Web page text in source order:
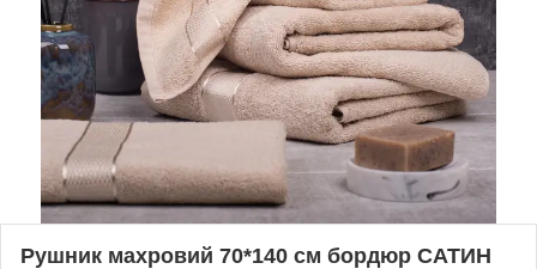
Рушник махровий 70*140 см бордюр САТИН